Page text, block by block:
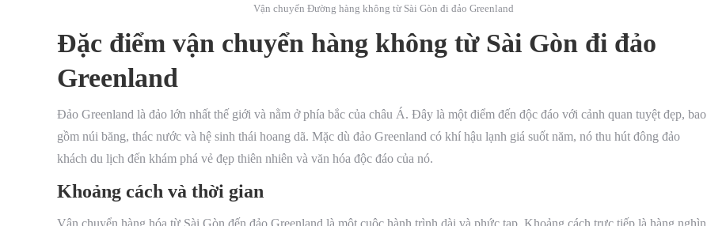
Vận chuyển Đường hàng không từ Sài Gòn đi đảo Greenland
Đặc điểm vận chuyển hàng không từ Sài Gòn đi đảo
Greenland
Đảo Greenland là đảo lớn nhất thế giới và nằm ở phía bắc của châu Á. Đây là một điểm đến độc đáo với cảnh quan tuyệt đẹp, bao
gồm núi băng, thác nước và hệ sinh thái hoang dã. Mặc dù đảo Greenland có khí hậu lạnh giá suốt năm, nó thu hút đông đảo
khách du lịch đến khám phá vẻ đẹp thiên nhiên và văn hóa độc đáo của nó.
Khoảng cách và thời gian
Vận chuyển hàng hóa từ Sài Gòn đến đảo Greenland là một cuộc hành trình dài và phức tạp. Khoảng cách trực tiếp là hàng nghìn